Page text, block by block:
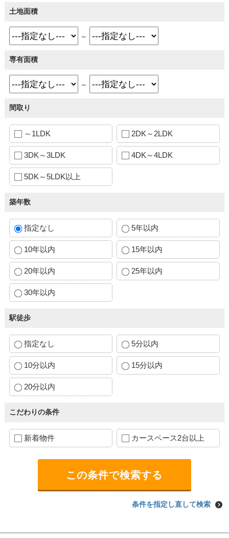
土地面積
～
専有面積
～
間取り
～1LDK 2DK～2LDK
3DK～3LDK 4DK～4LDK
5DK～5LDK以上
築年数
指定なし 5年以内
10年以内 15年以内
20年以内 25年以内
30年以内
駅徒歩
指定なし 5分以内
10分以内 15分以内
20分以内
こだわりの条件
新着物件 カースペース2台以上
条件を指定し直して検索